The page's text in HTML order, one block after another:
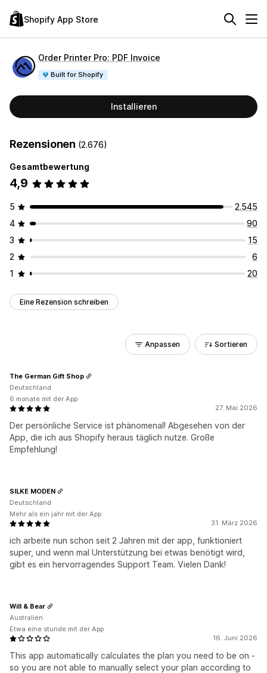
Shopify App Store
Order Printer Pro: PDF Invoice
Built for Shopify
Installieren
Rezensionen (2.676)
Gesamtbewertung
4,9
5
2.545
4
90
3
15
2
6
1
20
Eine Rezension schreiben
Anpassen Sortieren
27. Mai 2026
Der persönliche Service ist phänomenal! Abgesehen von der
App, die ich aus Shopify heraus täglich nutze. Große
Empfehlung!
The German Gift Shop
Deutschland
6 monate mit der App
31. März 2026
ich arbeite nun schon seit 2 Jahren mit der app, funktioniert
super, und wenn mal Unterstützung bei etwas benötigt wird,
gibt es ein hervorragendes Support Team. Vielen Dank!
SILKE MODEN
Deutschland
Mehr als ein jahr mit der App
16. Juni 2026
This app automatically calculates the plan you need to be on -
so you are not able to manually select your plan according to
Will & Bear
Australien
Etwa eine stunde mit der App